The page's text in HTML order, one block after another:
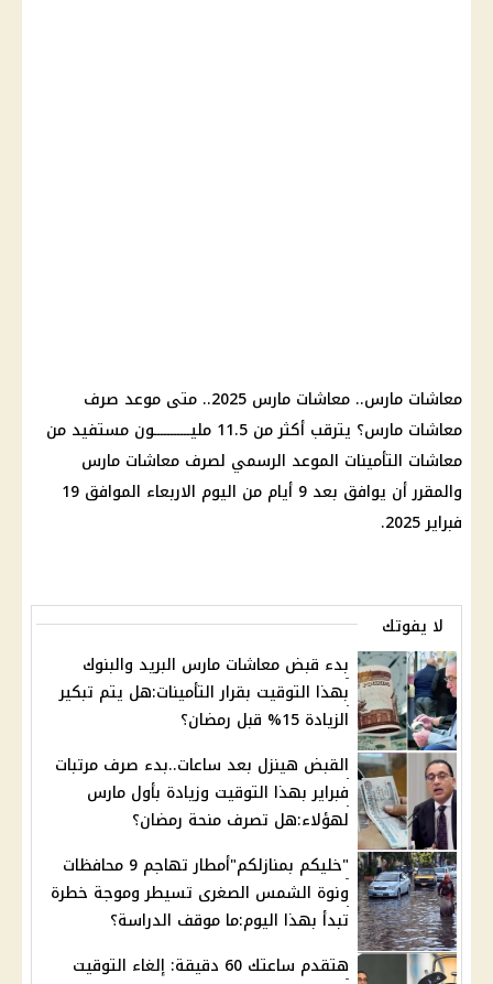
معاشات مارس.. معاشات مارس 2025 .. متى موعد صرف
معاشات مارس؟ يترقب أكثر من 11.5 مليـــــــــــون مستفيد من
معاشات التأمينات الموعد الرسمي لصرف معاشات مارس
والمقرر أن يوافق بعد 9 أيام من اليوم الاربعاء الموافق 19
فبراير 2025
.
لا يفوتك
بدء قبض معاشات مارس البريد والبنوك
بهذا التوقيت بقرار التأمينات:هل يتم تبكير
الزيادة 15% قبل رمضان؟
القبض هينزل بعد ساعات..بدء صرف مرتبات
فبراير بهذا التوقيت وزيادة بأول مارس
لهؤلاء:هل تصرف منحة رمضان؟
"خليكم بمنازلكم"أمطار تهاجم 9 محافظات
ونوة الشمس الصغرى تسيطر وموجة خطرة
تبدأ بهذا اليوم:ما موقف الدراسة؟
هتقدم ساعتك 60 دقيقة: إلغاء التوقيت